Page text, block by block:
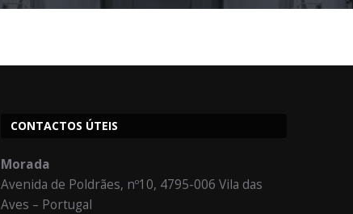
CONTACTOS ÚTEIS
Morada
Avenida de Poldrães, nº10, 4795-006 Vila das
Aves – Portugal